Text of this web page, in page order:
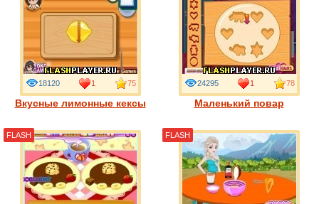
Вкусные лимонные кексы
18120 1 75
Маленький повар
24295 1 78
FLASH FLASH